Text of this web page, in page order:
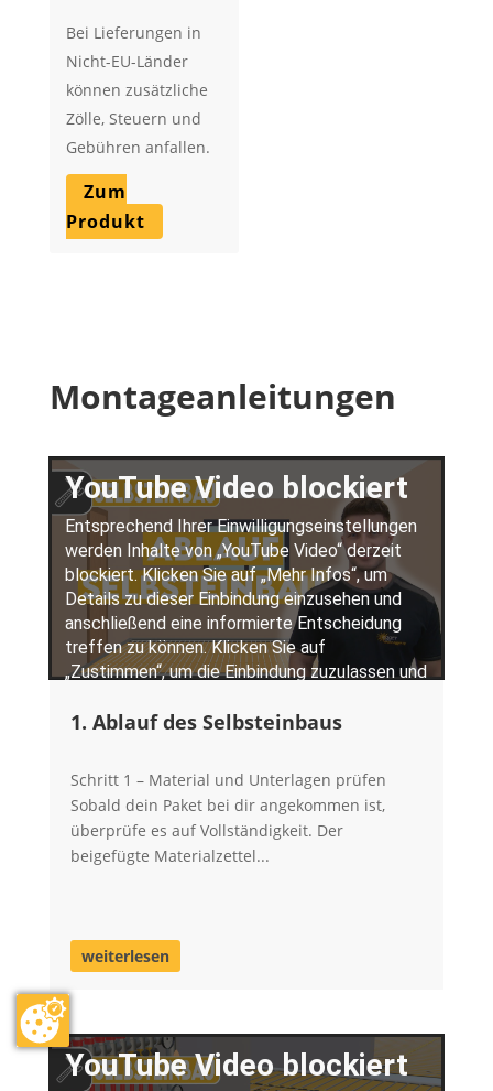
Bei Lieferungen in
Nicht-EU-Länder
können zusätzliche
Zölle, Steuern und
Gebühren anfallen.
Zum
Produkt
Montageanleitungen
1. Ablauf des Selbsteinbaus
Schritt 1 – Material und Unterlagen prüfen
Sobald dein Paket bei dir angekommen ist,
überprüfe es auf Vollständigkeit. Der
beigefügte Materialzettel...
weiterlesen